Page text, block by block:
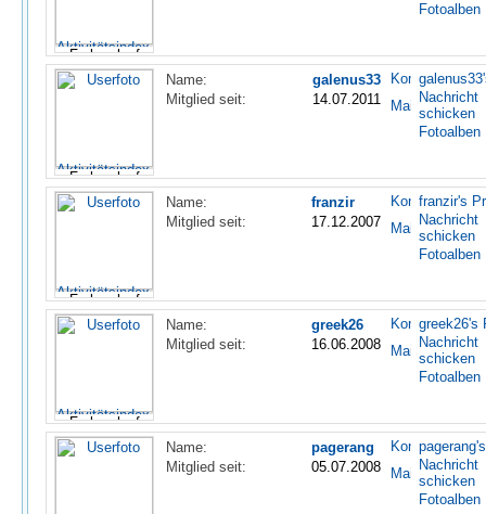
Fotoalben
Name:
galenus33
Mitglied seit:
14.07.2011
Nachricht
schicken
Fotoalben
Name:
franzir
Mitglied seit:
17.12.2007
franzir's
Nachricht
schicken
Fotoalben
Name:
greek26
Mitglied seit:
16.06.2008
greek26's
Nachricht
schicken
Fotoalben
Name:
pagerang
Mitglied seit:
05.07.2008
Nachricht
schicken
Fotoalben